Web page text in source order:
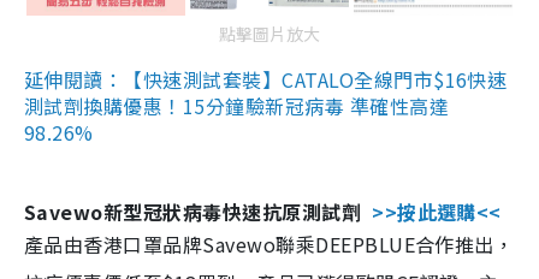
點擊圖片放大
延伸閱讀：【快速測試套裝】CATALO全線門市$16快速
測試劑換購優惠！15分鐘驗新冠病毒 準確性高達
98.26%
Savewo新型冠狀病毒快速抗原測試劑 >>按此選購<<
產品由香港口罩品牌Savewo聯乘DEEPBLUE合作推出，